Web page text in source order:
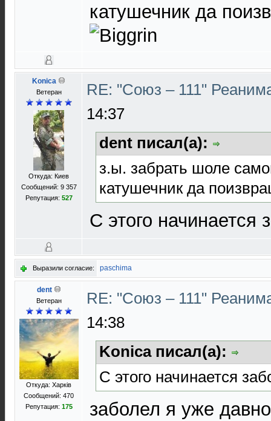
катушечник да
Konica
Ветеран
Откуда: Киев
Сообщений: 9 357
Репутация: 527
RE: "Союз – 111"
14:37
dent писал(а):
з.ы. забрать шоле
катушечник да
С этого начинается
Выразили согласие: paschima
dent
Ветеран
Откуда: Харків
Сообщений: 470
Репутация: 175
RE: "Союз – 111"
14:38
Konica писал(а):
С этого начинается
заболел я уже давно